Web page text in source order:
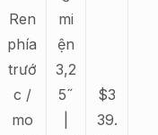
Ren
phía
trướ
c /
mo
mi
ện
3,2
5˝
$3
39.